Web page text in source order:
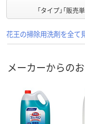
「タイプ」「販売
花王の掃除用洗剤を全て
メーカーからの